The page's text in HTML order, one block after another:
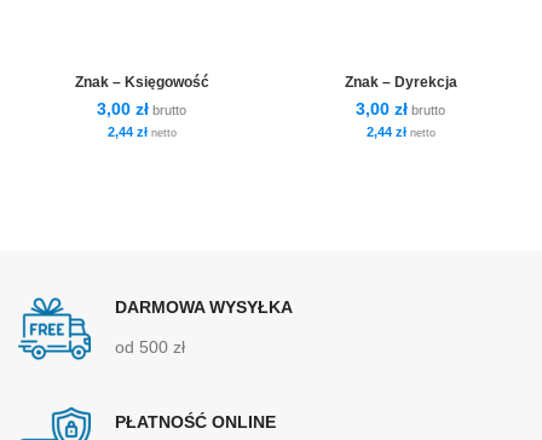
Znak – Księgowość
3,00 zł brutto
2,44 złnetto
Znak – Dyrekcja
3,00 zł brutto
2,44 złnetto
DARMOWA WYSYŁKA
od 500 zł
PŁATNOŚĆ ONLINE